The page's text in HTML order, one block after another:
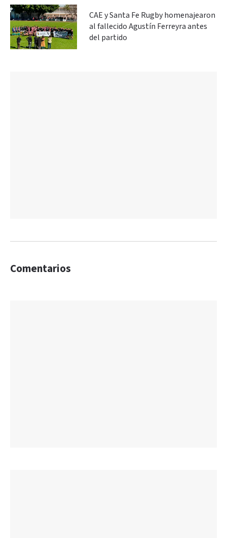
CAE y Santa Fe Rugby homenajearon
al fallecido Agustín Ferreyra antes
del partido
Comentarios